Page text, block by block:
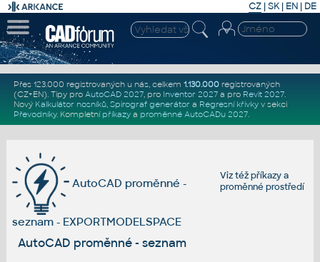
CZ | SK| EN | DE
Přes 123.000 registrovaných u nás, celkem 1.130.000registrovaných
(CZ+EN). Tipy pro AutoCAD 2027, pro Inventor 2027a pro Revit 2027.
Nový Kalkulátor nosníků, Spirograf generátor a Regresní křivkyv sekci
Převodníky. Kompletní příkazya proměnné AutoCADu 2027.
Viz téžpříkazya
proměnné prostředí
AutoCAD proměnné -
seznam - EXPORTMODELSPACE
AutoCAD proměnné - seznam